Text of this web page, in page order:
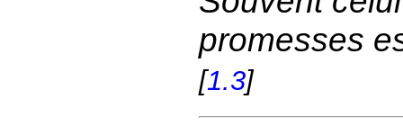
promesses
[1.3]